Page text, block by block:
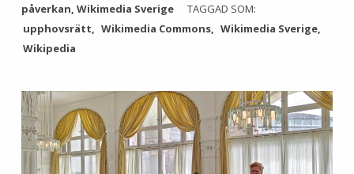
påverkan, Wikimedia Sverige
TAGGAD SOM:
upphovsrätt
Wikimedia Commons
Wikimedia Sverige
Wikipedia